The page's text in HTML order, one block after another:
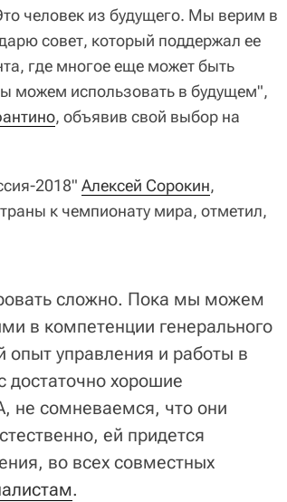
человек из будущего. Мы верим в
совет, который поддержал ее
где многое еще может быть
можем использовать в будущем",
, объявив свой выбор на
2018" Алексей Сорокин,
к чемпионату мира, отметил,
сложно. Пока мы можем
в компетенции генерального
опыт управления и работы в
достаточно хорошие
не сомневаемся, что они
ей придется
во всех совместных
.